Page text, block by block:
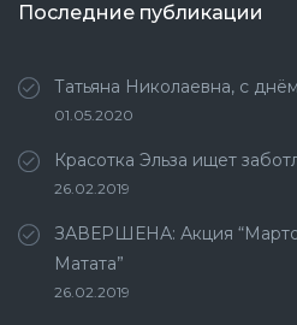
Последние публикации
Татьяна Николаевна, с
01.05.2020
Красотка Эльза ищет
26.02.2019
ЗАВЕРШЕНА: Акция
Матата”
26.02.2019